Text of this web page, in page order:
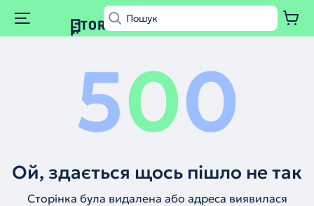
500
Ой, здається щось пішло не так
Сторінка була видалена або адреса виявилася